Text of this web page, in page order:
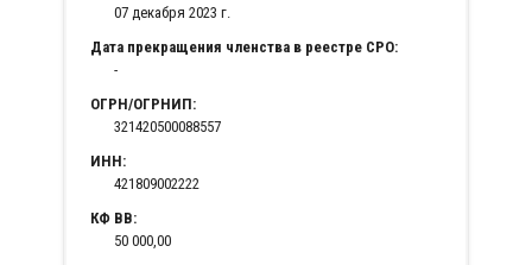
07 декабря 2023 г.
Дата прекращения членства в реестре СРО:
-
ОГРН/ОГРНИП:
321420500088557
ИНН:
421809002222
КФ ВВ:
50 000,00